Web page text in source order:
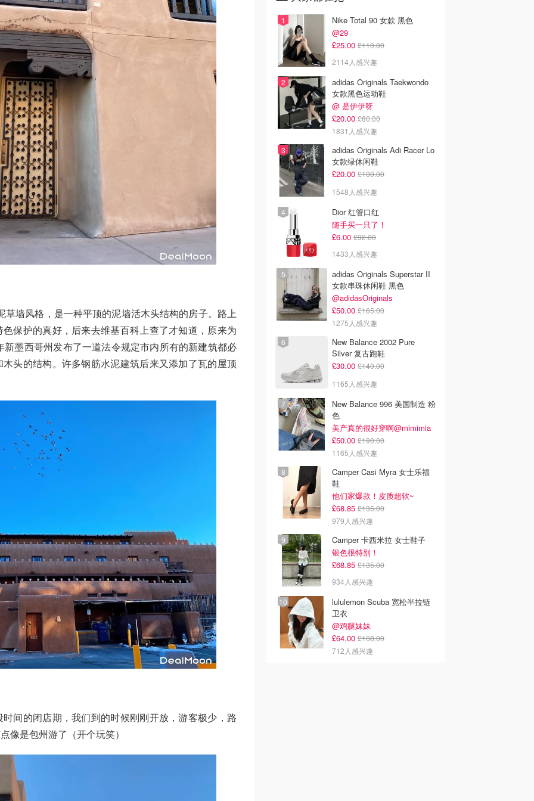
墙风格，是一种平顶的泥墙活木头结构的房子。路上
保护的真好，后来去维基百科上查了才知道，原来为
墨西哥州发布了一道法令规定市内所有的新建筑都必
头的结构。许多钢筋水泥建筑后来又添加了瓦的屋顶
间的闭店期，我们到的时候刚刚开放，游客极少，路
像是包州游了（开个玩笑）
Nike Total 90 女款 黑色
@29
£25.00 £110.00
2114人感兴趣
adidas Originals Taekwondo
女款黑色运动鞋
@ 是伊伊呀
£20.00 £80.00
1831人感兴趣
adidas Originals Adi Racer Lo
女款绿休闲鞋
£20.00 £100.00
1548人感兴趣
Dior 红管口红
随手买一只了！
£6.00 £32.00
1433人感兴趣
adidas Originals Superstar II
女款串珠休闲鞋 黑色
@adidasOriginals
£50.00 £165.00
1275人感兴趣
New Balance 2002 Pure
Silver 复古跑鞋
£30.00 £140.00
1165人感兴趣
New Balance 996 美国制造 粉
色
美产真的很好穿啊@mimimia
£50.00 £190.00
1165人感兴趣
Camper Casi Myra 女士乐福
鞋
他们家爆款！皮质超软~
£68.85 £135.00
979人感兴趣
Camper 卡西米拉 女士鞋子
银色很特别！
£68.85 £135.00
934人感兴趣
lululemon Scuba 宽松半拉链
卫衣
@鸡腿妹妹
£64.00 £108.00
712人感兴趣